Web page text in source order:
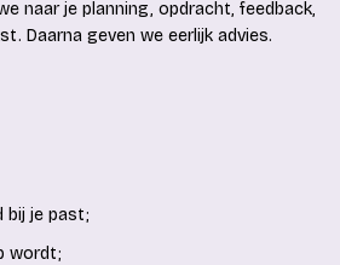
naar je planning, opdracht, feedback,
Daarna geven we eerlijk advies.
bij je past;
wordt;